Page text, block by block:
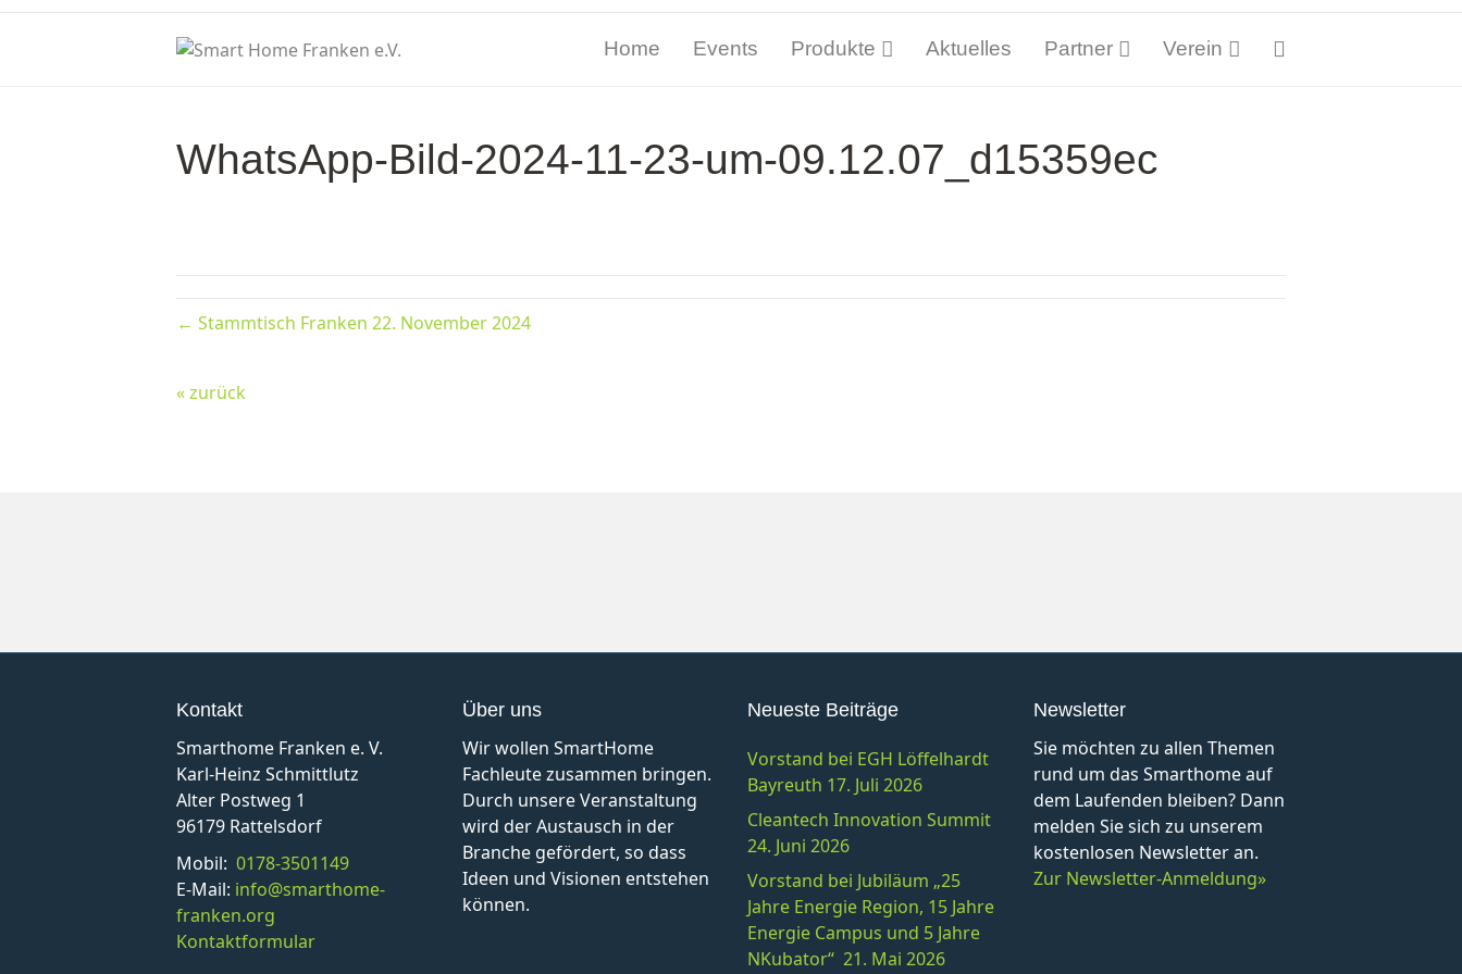
Home Events Produkte Aktuelles Partner Verein
WhatsApp-Bild-2024-11-23-um-09.12.07_d15359ec
← Stammtisch Franken 22. November 2024
« zurück
Kontakt
Smarthome Franken e. V.
Karl-Heinz Schmittlutz
Alter Postweg 1
96179 Rattelsdorf
Mobil: 0178-3501149
E-Mail: info@smarthome-
franken.org
Kontaktformular
Über uns
Wir wollen SmartHome
Fachleute zusammen bringen.
Durch unsere Veranstaltung
wird der Austausch in der
Branche gefördert, so dass
Ideen und Visionen entstehen
können.
Neueste Beiträge
Vorstand bei EGH Löffelhardt
Bayreuth 17. Juli 2026
Cleantech Innovation Summit
24. Juni 2026
Vorstand bei Jubiläum „25
Jahre Energie Region, 15 Jahre
Energie Campus und 5 Jahre
NKubator“ 21. Mai 2026
Newsletter
Sie möchten zu allen Themen
rund um das Smarthome auf
dem Laufenden bleiben? Dann
melden Sie sich zu unserem
kostenlosen Newsletter an.
Zur Newsletter-Anmeldung»